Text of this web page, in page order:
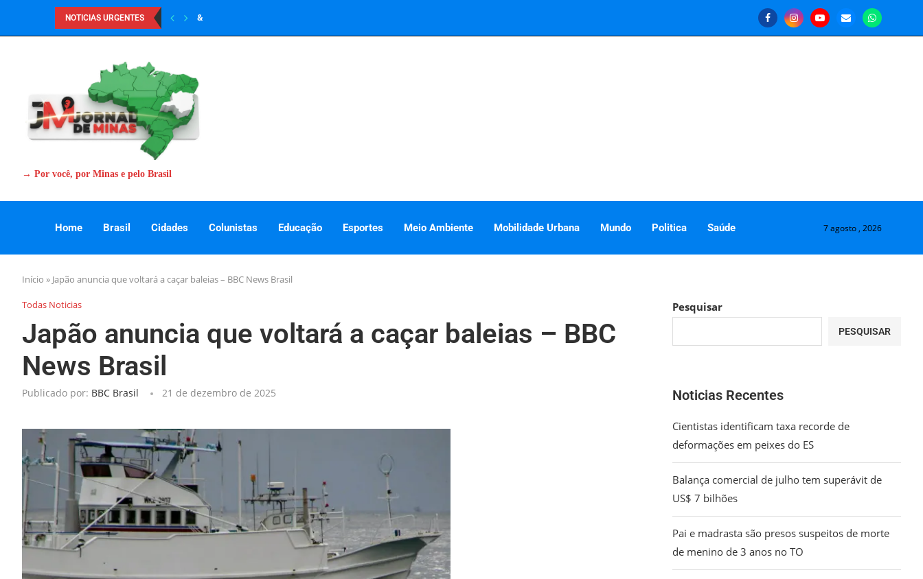
NOTICIAS URGENTES &
→ Por você, por Minas e pelo Brasil
Home Brasil Cidades Colunistas Educação Esportes Meio Ambiente Mobilidade Urbana Mundo Politica Saúde 7 agosto , 2026
Início » Japão anuncia que voltará a caçar baleias – BBC News Brasil
Todas Noticias
Japão anuncia que voltará a caçar baleias – BBC
News Brasil
Publicado por: BBC Brasil 21 de dezembro de 2025
Pesquisar
PESQUISAR
Noticias Recentes
Cientistas identificam taxa recorde de
deformações em peixes do ES
Balança comercial de julho tem superávit de
US$ 7 bilhões
Pai e madrasta são presos suspeitos de morte
de menino de 3 anos no TO